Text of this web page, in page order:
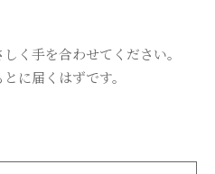
く手を合わせてください。
に届くはずです。